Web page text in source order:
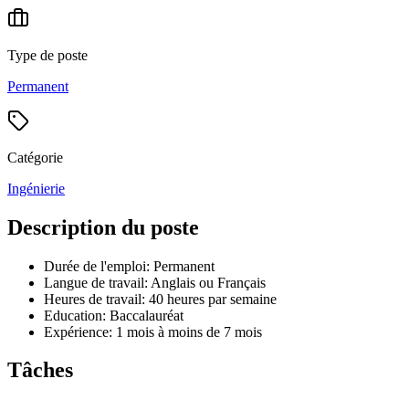
Type de poste
Permanent
Catégorie
Ingénierie
Description du poste
Durée de l'emploi: Permanent
Langue de travail: Anglais ou Français
Heures de travail: 40 heures par semaine
Education: Baccalauréat
Expérience: 1 mois à moins de 7 mois
Tâches